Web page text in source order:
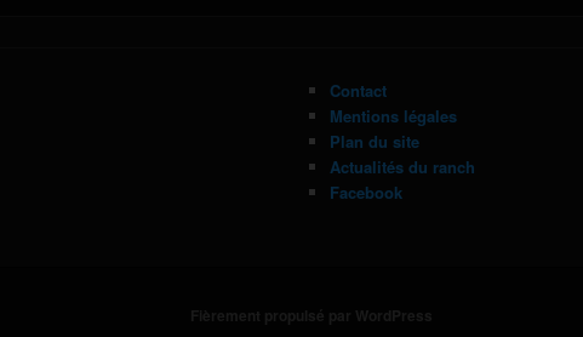
Contact
Mentions légales
Plan du site
Actualités du ranch
Facebook
Fièrement propulsé par WordPress